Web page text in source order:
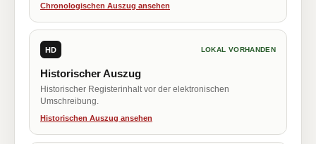
Chronologischen Auszug ansehen
HD LOKAL VORHANDEN
Historischer Auszug
Historischer Registerinhalt vor der elektronischen
Umschreibung.
Historischen Auszug ansehen